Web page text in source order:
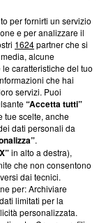
su Blasting
ci impegniamo a
aderenza a
non è
di farne
una verifica di
per fornirti un servizio
e per analizzare il
1624partner che si
alcune
caratteristiche del tuo
che hai
servizi. Puoi
“Accetta tutti”
tue scelte, anche
dati personali da
.
in alto a destra),
che non consentono
dai tecnici.
per: Archiviare
limitati per la
personalizzata.